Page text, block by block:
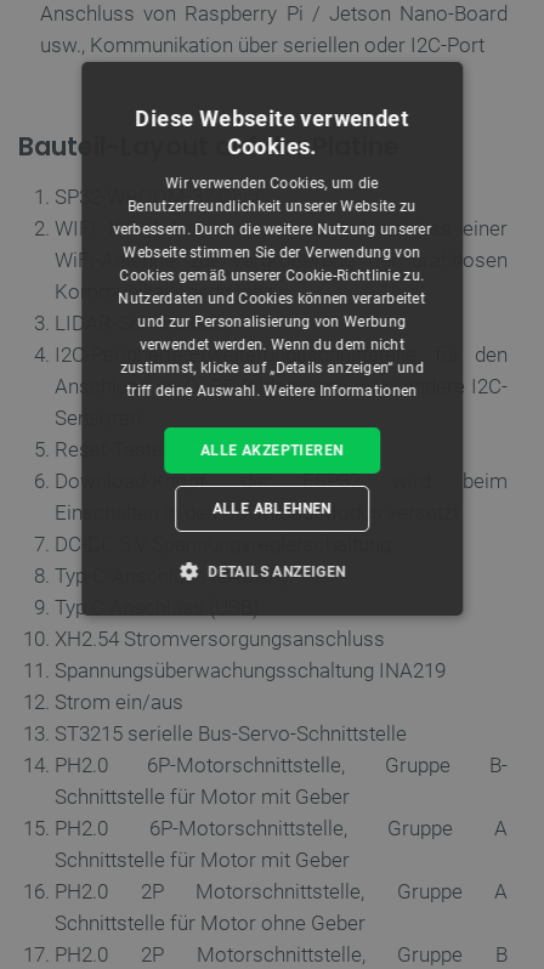
Anschluss von Raspberry Pi / Jetson Nano-Board
usw., Kommunikation über seriellen oder I2C-Port
Bauteil-Layout auf der Platine
SP32-WROOM-32 Chip
WIFI IPEX1-Anschluss, für den Anschluss einer
WiFi-Antenne zur Vergrößerung der drahtlosen
Kommunikationsdistanz
LIDAR-Schnittstelle
I2C-Peripherie-Erweiterungsschnittstelle, für den
Anschluss an OLED-Bildschirme oder andere I2C-
Sensoren
Reset-Taste
Download-Knopf, der ESP32 wird beim
Einschalten in den Download-Modus versetzt
DC-DC 5 V Spannungsreglerschaltung
Typ-C-Anschluss (LADAR)
Typ C Anschluss (USB)
XH2.54 Stromversorgungsanschluss
Spannungsüberwachungsschaltung INA219
Strom ein/aus
ST3215 serielle Bus-Servo-Schnittstelle
PH2.0 6P-Motorschnittstelle, Gruppe B-
Schnittstelle für Motor mit Geber
PH2.0 6P-Motorschnittstelle, Gruppe A
Schnittstelle für Motor mit Geber
PH2.0 2P Motorschnittstelle, Gruppe A
Schnittstelle für Motor ohne Geber
PH2.0 2P Motorschnittstelle, Gruppe B
Diese Webseite verwendet
Cookies.
Wir verwenden Cookies, um die
Benutzerfreundlichkeit unserer Website zu
verbessern. Durch die weitere Nutzung unserer
Webseite stimmen Sie der Verwendung von
Cookies gemäß unserer Cookie-Richtlinie zu.
Nutzerdaten und Cookies können verarbeitet
und zur Personalisierung von Werbung
verwendet werden. Wenn du dem nicht
zustimmst, klicke auf „Details anzeigen“ und
triff deine Auswahl.Weitere Informationen
ALLE AKZEPTIEREN
ALLE ABLEHNEN
DETAILS ANZEIGEN
PERFORMANCE
TARGETING
FUNKTIONALITÄT
Unbedingt erforderlich Performance
Targeting Funktionalität